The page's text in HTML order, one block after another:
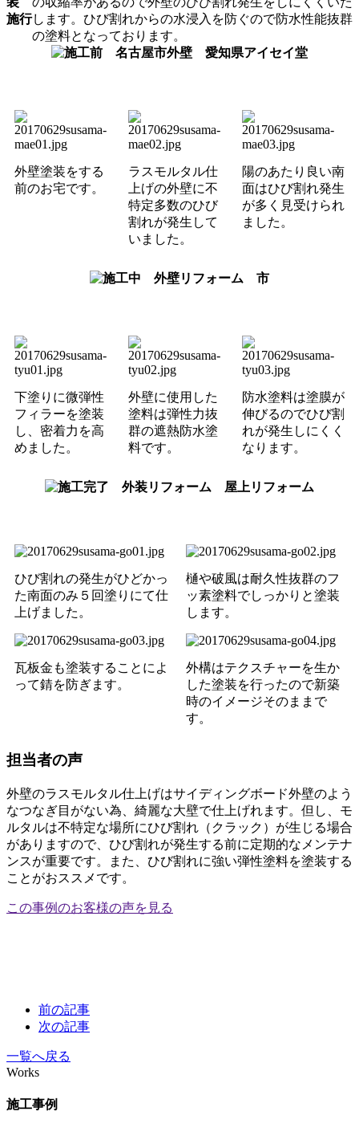
します。ひび割れからの水浸入を防ぐので防水性能抜群
の塗料となっております。
外壁塗装をする
前のお宅です。
ラスモルタル仕
上げの外壁に不
特定多数のひび
割れが発生して
いました。
陽のあたり良い南
面はひび割れ発生
が多く見受けられ
ました。
下塗りに微弾性
フィラーを塗装
し、密着力を高
めました。
外壁に使用した
塗料は弾性力抜
群の遮熱防水塗
料です。
防水塗料は塗膜が
伸びるのでひび割
れが発生しにくく
なります。
ひび割れの発生がひどかっ
た南面のみ５回塗りにて仕
上げました。
樋や破風は耐久性抜群のフ
ッ素塗料でしっかりと塗装
します。
瓦板金も塗装することによ
って錆を防ぎます。
外構はテクスチャーを生か
した塗装を行ったので新築
時のイメージそのままで
す。
担当者の声
外壁のラスモルタル仕上げはサイディングボード外壁のよう
なつなぎ目がない為、綺麗な大壁で仕上げれます。但し、モ
ルタルは不特定な場所にひび割れ（クラック）が生じる場合
がありますので、ひび割れが発生する前に定期的なメンテナ
ンスが重要です。また、ひび割れに強い弾性塗料を塗装する
ことがおススメです。
この事例のお客様の声を見る
前の記事
次の記事
一覧へ戻る
Works
施工事例